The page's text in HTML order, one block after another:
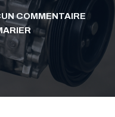
COMMENTAIRE